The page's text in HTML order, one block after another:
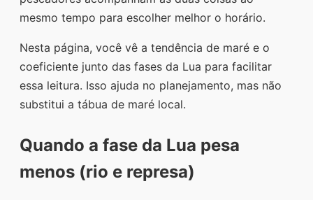
mesmo tempo para escolher melhor o horário.
Nesta página, você vê a tendência de maré e o
coeficiente junto das fases da Lua para facilitar
essa leitura. Isso ajuda no planejamento, mas não
substitui a tábua de maré local.
Quando a fase da Lua pesa
menos (rio e represa)